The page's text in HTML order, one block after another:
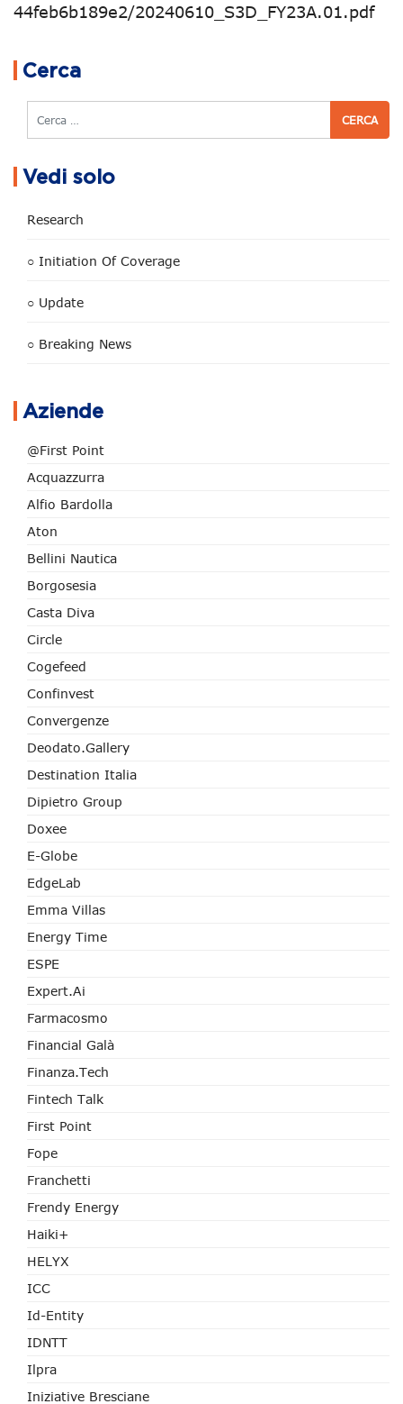
44feb6b189e2/20240610_S3D_FY23A.01.pdf
Cerca
Cerca
Vedi solo
Research
○ Initiation Of Coverage
○ Update
○ Breaking News
Aziende
@First Point
Acquazzurra
Alfio Bardolla
Aton
Bellini Nautica
Borgosesia
Casta Diva
Circle
Cogefeed
Confinvest
Convergenze
Deodato.Gallery
Destination Italia
Dipietro Group
Doxee
E-Globe
EdgeLab
Emma Villas
Energy Time
ESPE
Expert.ai
Farmacosmo
Financial Galà
Finanza.tech
Fintech Talk
First Point
Fope
Franchetti
Frendy Energy
Haiki+
HELYX
ICC
Id-Entity
IDNTT
Ilpra
Iniziative Bresciane